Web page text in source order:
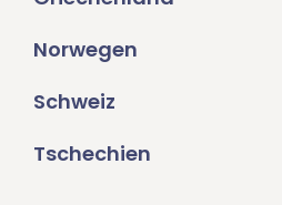
Norwegen
Schweiz
Tschechien